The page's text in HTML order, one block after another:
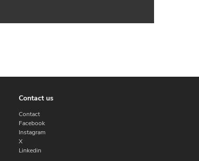
Contact us
Contact
Facebook
Instagram
X
Linkedin